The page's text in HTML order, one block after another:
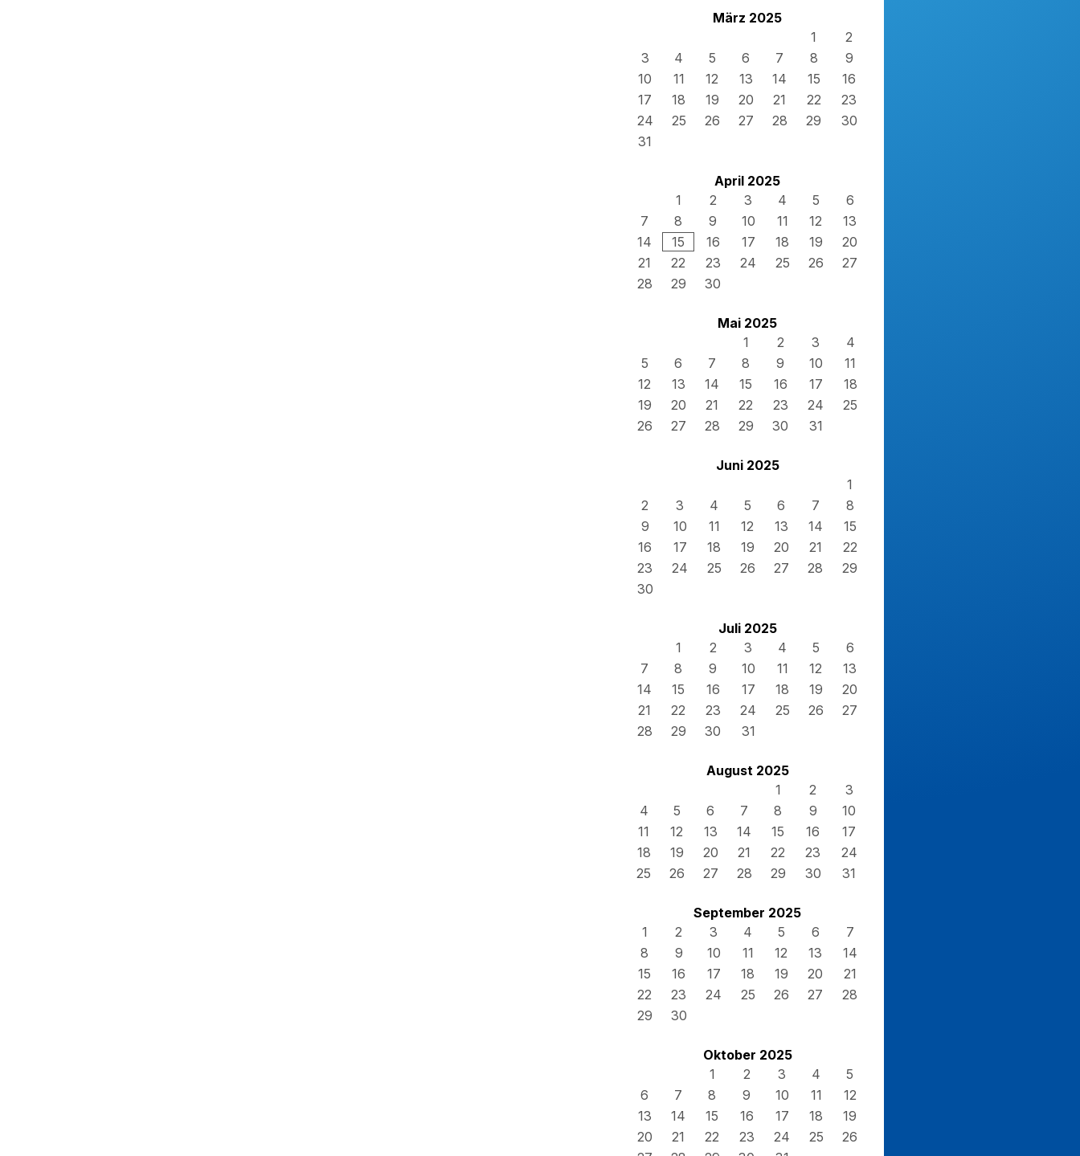
März 2025
1
2
3
4 5 6 7 8
9
10
11 12 13 14 15
16
17
18 19 20 21 22
23
24
25 26 27 28 29
30
31
April 2025
1
2 3 4 5
6
7
8 9 10 11 12
13
14
15 16 17 18 19
20
21
22 23 24 25 26
27
28
29 30
Mai 2025
1
2 3
4
5
6 7 8 9 10
11
12
13 14 15 16 17
18
19
20 21 22 23 24
25
26
27 28 29 30 31
Juni 2025
1
2
3 4 5 6 7
8
9
10 11 12 13 14
15
16
17 18 19 20 21
22
23
24 25 26 27 28
29
30
Juli 2025
1
2 3 4 5
6
7
8 9 10 11 12
13
14
15 16 17 18 19
20
21
22 23 24 25 26
27
28
29 30 31
August 2025
1
2
3
4
5 6 7 8 9
10
11
12 13 14 15 16
17
18
19 20 21 22 23
24
25
26 27 28 29 30 31
September 2025
1
2 3 4 5 6
7
8
9 10 11 12 13
14
15
16 17 18 19 20
21
22
23 24 25 26 27
28
29
30
Oktober 2025
1
2 3 4
5
6
7 8 9 10 11
12
13
14 15 16 17 18
19
20
21 22 23 24 25
26